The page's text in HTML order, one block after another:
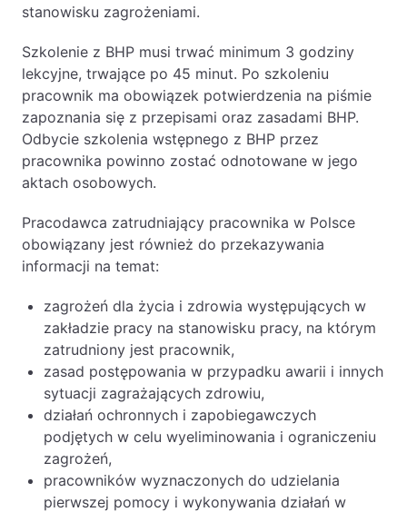
stanowisku zagrożeniami.
Szkolenie z BHP musi trwać minimum 3 godziny
lekcyjne, trwające po 45 minut. Po szkoleniu
pracownik ma obowiązek potwierdzenia na piśmie
zapoznania się z przepisami oraz zasadami BHP.
Odbycie szkolenia wstępnego z BHP przez
pracownika powinno zostać odnotowane w jego
aktach osobowych.
Pracodawca zatrudniający pracownika w Polsce
obowiązany jest również do przekazywania
informacji na temat:
zagrożeń dla życia i zdrowia występujących w
zakładzie pracy na stanowisku pracy, na którym
zatrudniony jest pracownik,
zasad postępowania w przypadku awarii i innych
sytuacji zagrażających zdrowiu,
działań ochronnych i zapobiegawczych
podjętych w celu wyeliminowania i ograniczeniu
zagrożeń,
pracowników wyznaczonych do udzielania
pierwszej pomocy i wykonywania działań w